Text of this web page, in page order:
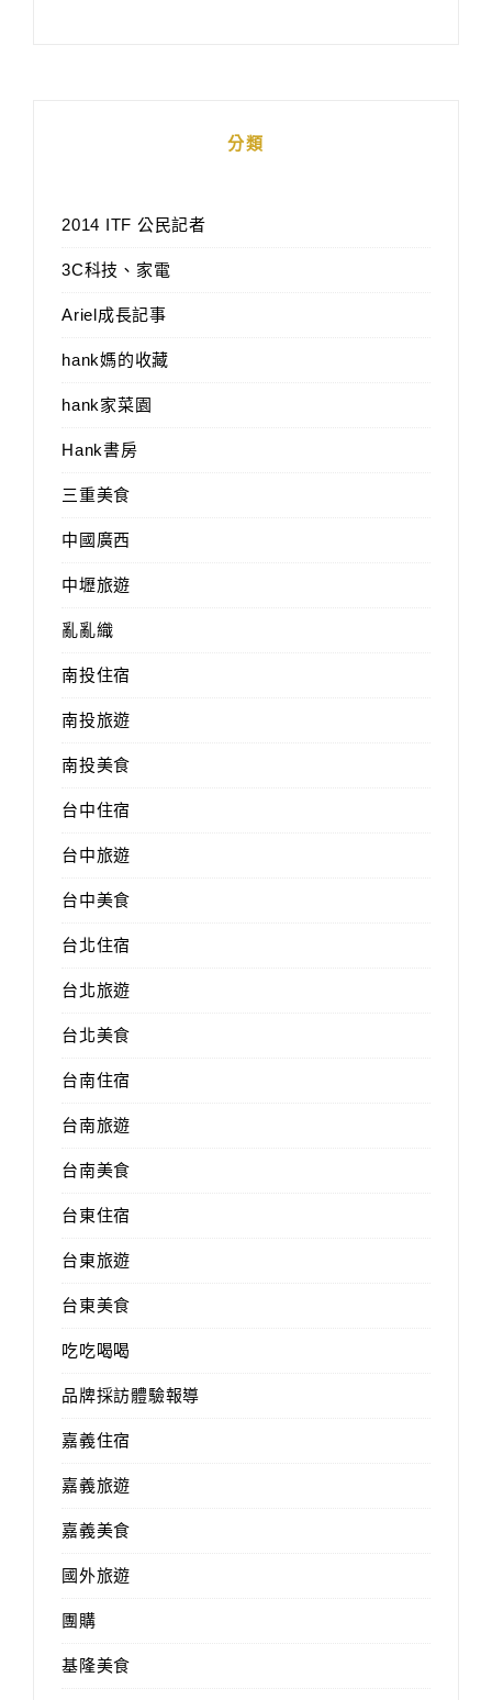
分類
2014 ITF 公民記者
3C科技、家電
Ariel成長記事
hank媽的收藏
hank家菜園
Hank書房
三重美食
中國廣西
中壢旅遊
亂亂織
南投住宿
南投旅遊
南投美食
台中住宿
台中旅遊
台中美食
台北住宿
台北旅遊
台北美食
台南住宿
台南旅遊
台南美食
台東住宿
台東旅遊
台東美食
吃吃喝喝
品牌採訪體驗報導
嘉義住宿
嘉義旅遊
嘉義美食
國外旅遊
團購
基隆美食